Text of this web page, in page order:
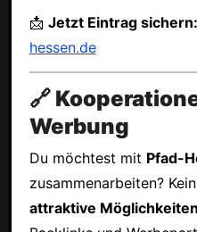
📩 Jetzt Eintrag sichern:
hessen.de
🔗
Werbung
Du möchtest mit Pfad-
zusammenarbeiten?
attraktive Möglichkeiten